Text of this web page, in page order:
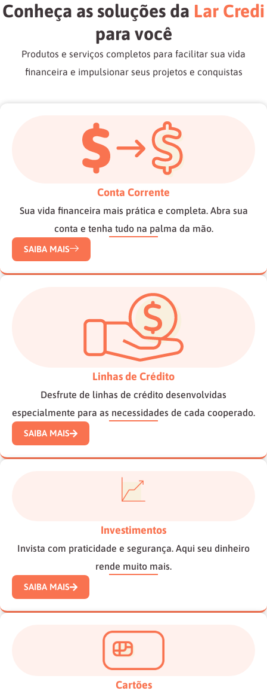
Conheça as soluções da Lar Credi
para você
Produtos e serviços completos para facilitar sua vida
financeira e impulsionar seus projetos e conquistas
Conta Corrente
Sua vida financeira mais prática e completa. Abra sua
conta e tenha tudo na palma da mão.
SAIBA MAIS
Linhas de Crédito
Desfrute de linhas de crédito desenvolvidas
especialmente para as necessidades de cada cooperado.
SAIBA MAIS
Investimentos
Invista com praticidade e segurança. Aqui seu dinheiro
rende muito mais.
SAIBA MAIS
Cartões